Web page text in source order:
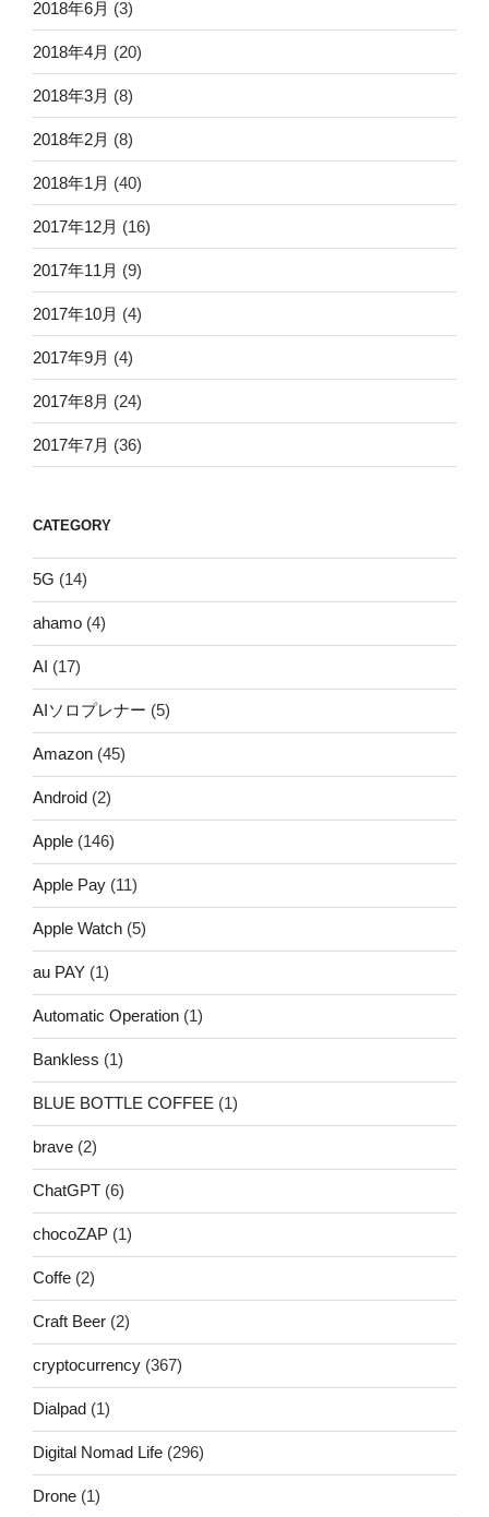
2018年6月 (3)
2018年4月 (20)
2018年3月 (8)
2018年2月 (8)
2018年1月 (40)
2017年12月 (16)
2017年11月 (9)
2017年10月 (4)
2017年9月 (4)
2017年8月 (24)
2017年7月 (36)
CATEGORY
5G (14)
ahamo (4)
AI (17)
AIソロプレナー (5)
Amazon (45)
Android (2)
Apple (146)
Apple Pay (11)
Apple Watch (5)
au PAY (1)
Automatic Operation (1)
Bankless (1)
BLUE BOTTLE COFFEE (1)
brave (2)
ChatGPT (6)
chocoZAP (1)
Coffe (2)
Craft Beer (2)
cryptocurrency (367)
Dialpad (1)
Digital Nomad Life (296)
Drone (1)